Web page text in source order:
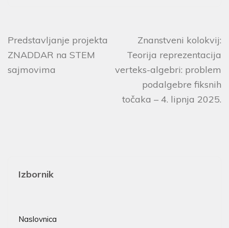
Predstavljanje projekta
ZNADDAR na STEM
sajmovima
Znanstveni kolokvij:
Teorija reprezentacija
verteks-algebri: problem
podalgebre fiksnih
točaka – 4. lipnja 2025.
Izbornik
Naslovnica